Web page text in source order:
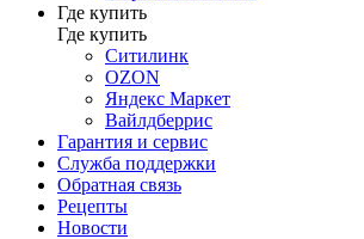
Где купить
Где купить
Ситилинк
OZON
Яндекс Маркет
Вайлдберрис
Гарантия и сервис
Служба поддержки
Обратная связь
Рецепты
Новости